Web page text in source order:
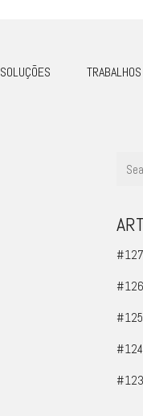
SOLUÇÕES
#127
#126
#125
#124
#123